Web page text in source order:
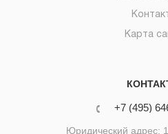
Карта
+7 (495)
Юридический адрес: